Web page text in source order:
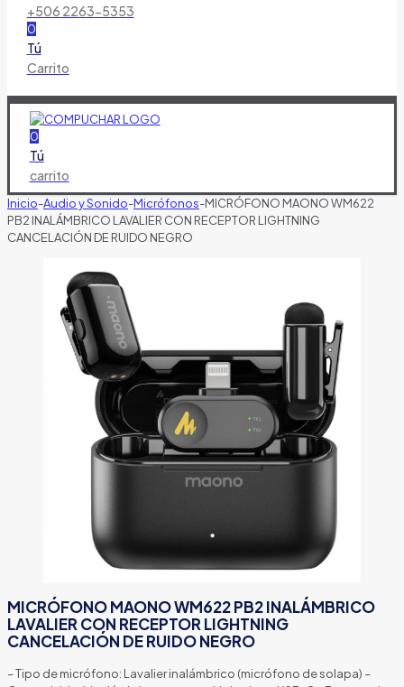
+506 2263-5353
0
Tú
Carrito
0
Tú
carrito
Inicio-Audio y Sonido-Micrófonos-MICRÓFONO MAONO WM622
PB2 INALÁMBRICO LAVALIER CON RECEPTOR LIGHTNING
CANCELACIÓN DE RUIDO NEGRO
MICRÓFONO MAONO WM622 PB2 INALÁMBRICO
LAVALIER CON RECEPTOR LIGHTNING
CANCELACIÓN DE RUIDO NEGRO
– Tipo de micrófono: Lavalier inalámbrico (micrófono de solapa) –